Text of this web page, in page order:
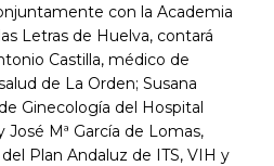
con la Academia
Letras de Huelva, contará
Castilla, médico de
de La Orden; Susana
Ginecología del Hospital
Mª García de Lomas,
Plan Andaluz de ITS, VIH y